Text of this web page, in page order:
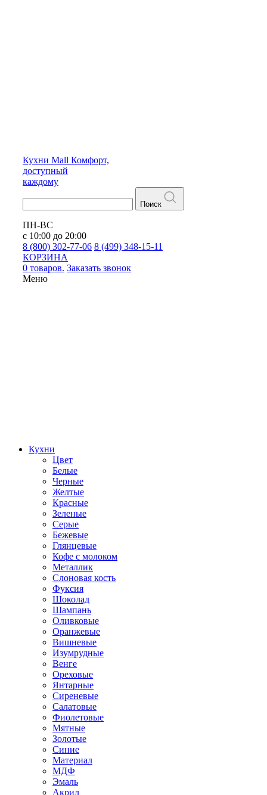
Кухни Mall Комфорт,
доступный
каждому
Поиск
ПН-ВС
с 10:00 до 20:00
8 (800) 302-77-06 8 (499) 348-15-11
КОРЗИНА
0 товаров. Заказать звонок
Меню
Кухни
Цвет
Белые
Черные
Желтые
Красные
Зеленые
Серые
Бежевые
Глянцевые
Кофе с молоком
Металлик
Слоновая кость
Фуксия
Шоколад
Шампань
Оливковые
Оранжевые
Вишневые
Изумрудные
Венге
Ореховые
Янтарные
Сиреневые
Салатовые
Фиолетовые
Мятные
Золотые
Синие
Материал
МДФ
Эмаль
Акрил